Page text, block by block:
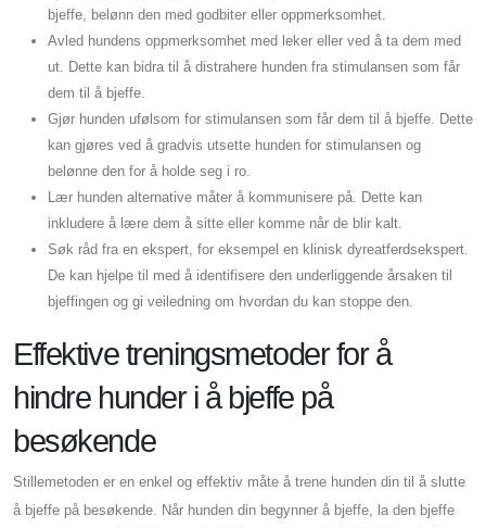
bjeffe, belønn den med godbiter eller oppmerksomhet.
Avled hundens oppmerksomhet med leker eller ved å ta dem med
ut. Dette kan bidra til å distrahere hunden fra stimulansen som får
dem til å bjeffe.
Gjør hunden ufølsom for stimulansen som får dem til å bjeffe. Dette
kan gjøres ved å gradvis utsette hunden for stimulansen og
belønne den for å holde seg i ro.
Lær hunden alternative måter å kommunisere på. Dette kan
inkludere å lære dem å sitte eller komme når de blir kalt.
Søk råd fra en ekspert, for eksempel en klinisk dyreatferdsekspert.
De kan hjelpe til med å identifisere den underliggende årsaken til
bjeffingen og gi veiledning om hvordan du kan stoppe den.
Effektive treningsmetoder for å
hindre hunder i å bjeffe på
besøkende
Stillemetoden er en enkel og effektiv måte å trene hunden din til å slutte
å bjeffe på besøkende. Når hunden din begynner å bjeffe, la den bjeffe